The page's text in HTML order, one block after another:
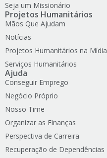
Seja um Missionário
Projetos Humanitários
Mãos Que Ajudam
Notícias
Projetos Humanitários na Mídia
Serviços Humanitários
Ajuda
Conseguir Emprego
Negócio Próprio
Nosso Time
Organizar as Finanças
Perspectiva de Carreira
Recuperação de Dependências